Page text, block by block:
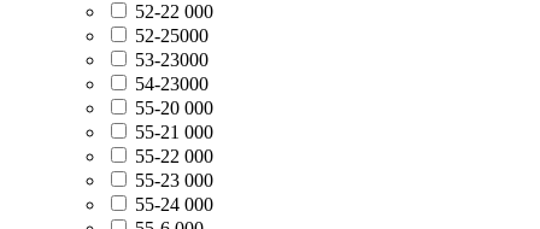
52-22 000
52-25000
53-23000
54-23000
55-20 000
55-21 000
55-22 000
55-23 000
55-24 000